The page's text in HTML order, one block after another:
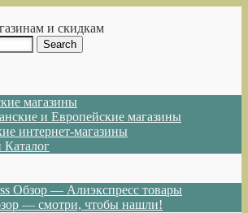
и скидкам
магазины
и Европейские магазины
интернет-магазины
Обзор — Алиэкспресс товары
— смотри, чтобы нашли!